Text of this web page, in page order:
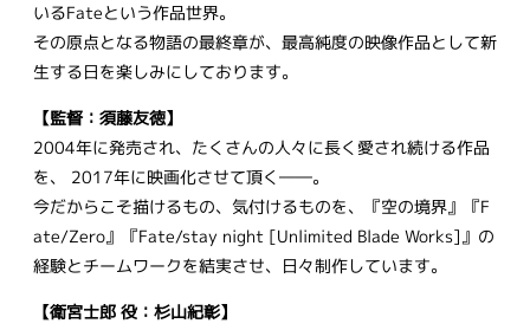
いるFateという作品世界。
その原点となる物語の最終章が、最高純度の映像作品として新
生する日を楽しみにしております。
【監督：須藤友徳】
2004年に発売され、たくさんの人々に長く愛され続ける作品
を、 2017年に映画化させて頂く――。
今だからこそ描けるもの、気付けるものを、『空の境界』『F
ate/Zero』『Fate/stay night [Unlimited Blade Works]』の
経験とチームワークを結実させ、日々制作しています。
【衛宮士郎 役：杉山紀彰】